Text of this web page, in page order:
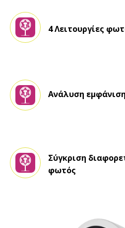
4 Λειτουργίες
Ανάλυση
Σύγκριση
φωτός